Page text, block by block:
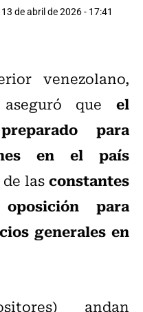
de abril de 2026 - 17:41
venezolano,
que el
para
en el país
de lasconstantes
para
generales en
andan